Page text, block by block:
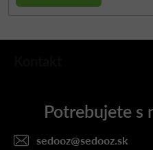
Z
sedooz@sedooz.sk